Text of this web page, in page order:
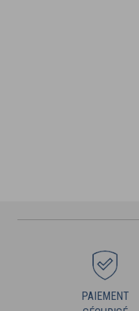
PAIEMENT